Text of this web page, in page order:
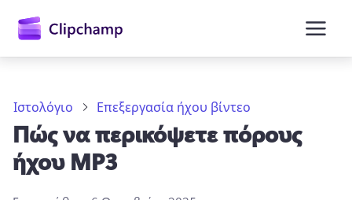
περιεχόμενο
Ιστολόγιο Επεξεργασία ήχου βίντεο
Πώς να περικόψετε πόρους
ήχου MP3